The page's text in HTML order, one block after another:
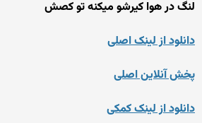
لنگ در هوا کیرشو میکنه تو کصش
دانلود از لینک اصلی
پخش آنلاین اصلی
دانلود از لینک کمکی